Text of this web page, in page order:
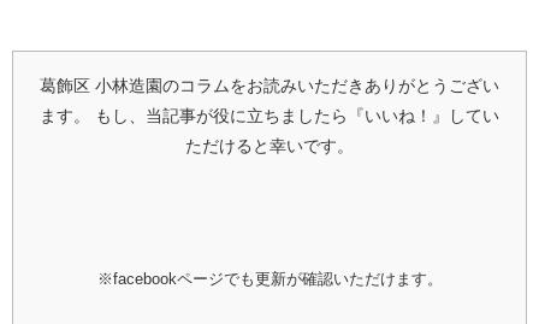
葛飾区 小林造園のコラムをお読みいただきありがとうござい
ます。
もし、当記事が役に立ちましたら『いいね！』してい
ただけると幸いです。
※facebookページでも更新が確認いただけます。